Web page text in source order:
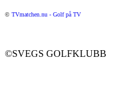
© TVmatchen.nu - Golf på TV
©SVEGS GOLFKLUBB